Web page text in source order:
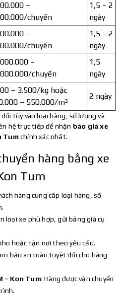
–
chuyến
1,5 – 2
ngày
–
chuyến
1,5 – 2
ngày
–
chuyến
1,5
ngày
– 3.500/kg hoặc
– 550.000/m³
2 ngày
tùy vào loại hàng, số lượng và
hệ trực tiếp để nhận báo giá xe
Tum chính xác nhất.
hàng bằng xe
Tum
hàng cung cấp loại hàng, số
loại xe phù hợp, gửi bảng giá cụ
hoặc tận nơi theo yêu cầu.
bảo an toàn tuyệt đối cho hàng
– Kon Tum: Hàng được vận chuyển